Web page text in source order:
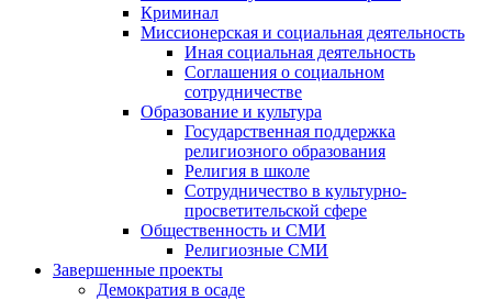
Криминал
Миссионерская и социальная деятельность
Иная социальная деятельность
Соглашения о социальном
сотрудничестве
Образование и культура
Государственная поддержка
религиозного образования
Религия в школе
Сотрудничество в культурно-
просветительской сфере
Общественность и СМИ
Религиозные СМИ
Завершенные проекты
Демократия в осаде